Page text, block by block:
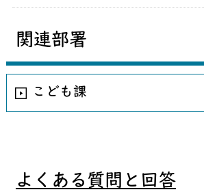
関連部署
こども課
よくある質問と回答